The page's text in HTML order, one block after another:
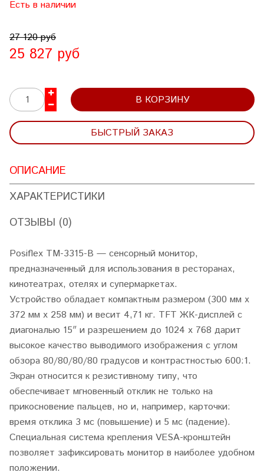
Есть в наличии
27 120 руб
25 827 руб
В КОРЗИНУ
БЫСТРЫЙ ЗАКАЗ
ОПИСАНИЕ
ХАРАКТЕРИСТИКИ
ОТЗЫВЫ (0)
Posiflex TM-3315-B — сенсорный монитор,
предназначенный для использования в ресторанах,
кинотеатрах, отелях и супермаркетах.
Устройство обладает компактным размером (300 мм х
372 мм х 258 мм) и весит 4,71 кг. TFT ЖК-дисплей с
диагональю 15″ и разрешением до 1024 x 768 дарит
высокое качество выводимого изображения с углом
обзора 80/80/80/80 градусов и контрастностью 600:1.
Экран относится к резистивному типу, что
обеспечивает мгновенный отклик не только на
прикосновение пальцев, но и, например, карточки:
время отклика 3 мс (повышение) и 5 мс (падение).
Специальная система крепления VESA-кронштейн
позволяет зафиксировать монитор в наиболее удобном
положении.